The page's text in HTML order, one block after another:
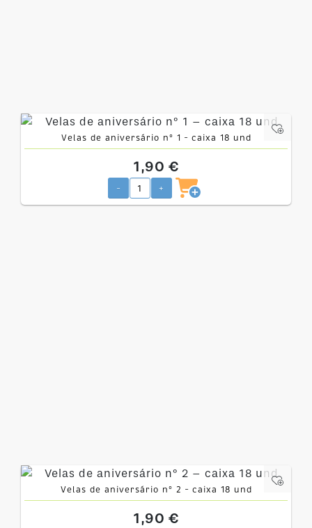
Velas de aniversário nº 1 – caixa 18 und
1,90 €
- +
Velas de aniversário nº 2 – caixa 18 und
1,90 €